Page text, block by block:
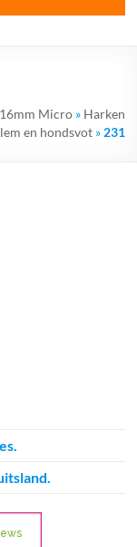
Micro» Harken
en hondsvot» 231